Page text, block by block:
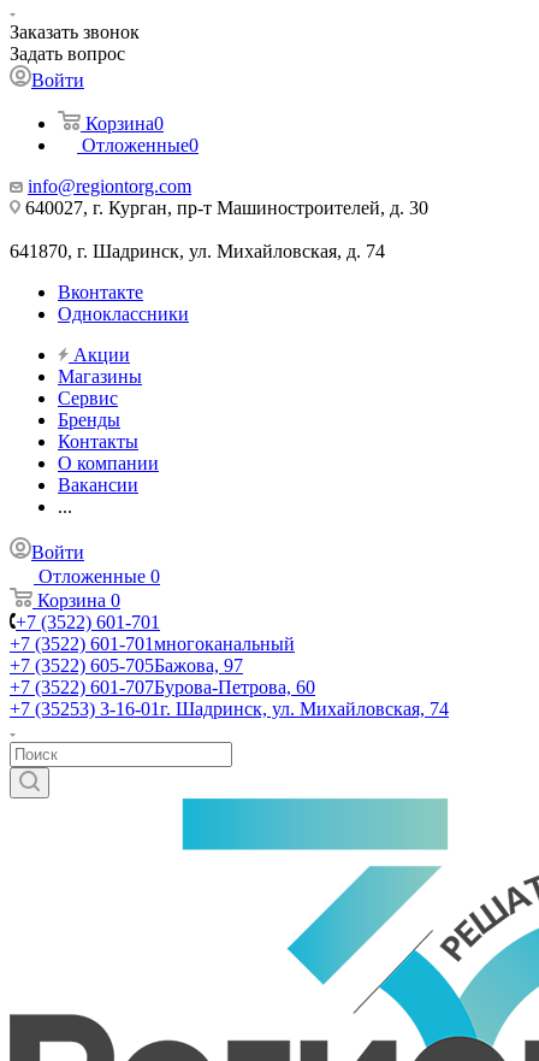
Заказать звонок
Задать вопрос
Войти
Корзина0
Отложенные0
info@regiontorg.com
640027, г. Курган, пр-т Машиностроителей, д. 30
641870, г. Шадринск, ул. Михайловская, д. 74
Вконтакте
Одноклассники
Акции
Магазины
Сервис
Бренды
Контакты
О компании
Вакансии
...
Войти
Отложенные 0
Корзина 0
+7 (3522) 601-701
+7 (3522) 601-701многоканальный
+7 (3522) 605-705Бажова, 97
+7 (3522) 601-707Бурова-Петрова, 60
+7 (35253) 3-16-01г. Шадринск, ул. Михайловская, 74